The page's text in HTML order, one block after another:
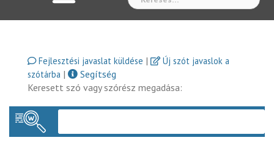
Fejlesztési javaslat küldése |
Új szót javaslok a
szótárba |
Segítség
Keresett szó vagy szórész megadása: